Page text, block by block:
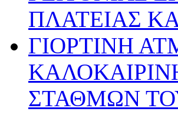
ΠΛΑΤΕΙΑΣ
ΓΙΟΡΤΙΝΗ
ΣΤΑΘΜΩΝ